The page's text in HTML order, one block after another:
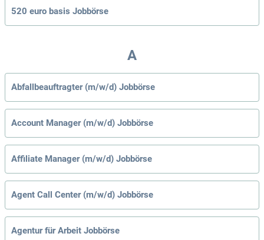
520 euro basis Jobbörse
A
Abfallbeauftragter (m/w/d) Jobbörse
Account Manager (m/w/d) Jobbörse
Affiliate Manager (m/w/d) Jobbörse
Agent Call Center (m/w/d) Jobbörse
Agentur für Arbeit Jobbörse